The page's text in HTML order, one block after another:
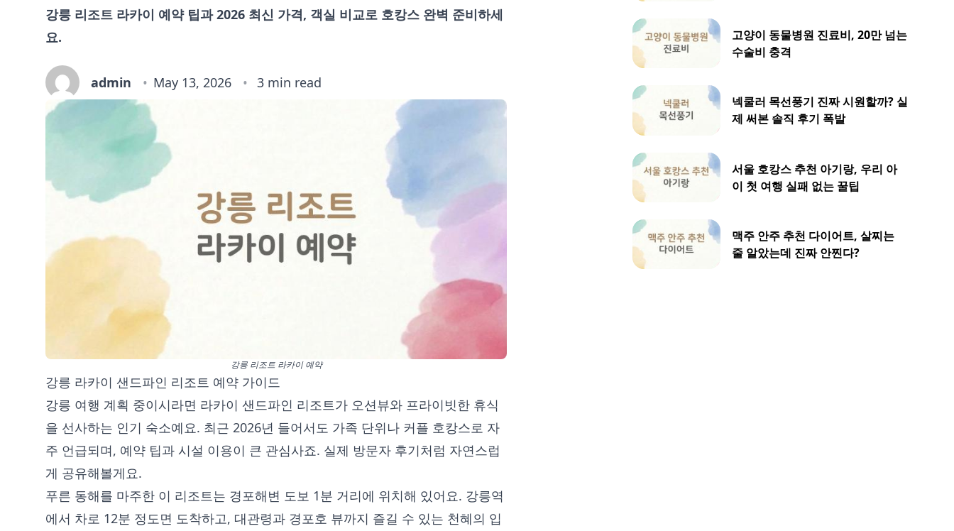
강릉 리조트 라카이 예약 팁과 2026 최신 가격, 객실 비교로 호캉스 완벽 준비하세
요.
admin May 13, 2026 3 min read
강릉 리조트 라카이 예약
강릉 라카이 샌드파인 리조트 예약 가이드
강릉 여행 계획 중이시라면 라카이 샌드파인 리조트가 오션뷰와 프라이빗한 휴식
을 선사하는 인기 숙소예요. 최근 2026년 들어서도 가족 단위나 커플 호캉스로 자
주 언급되며, 예약 팁과 시설 이용이 큰 관심사죠. 실제 방문자 후기처럼 자연스럽
게 공유해볼게요.
푸른 동해를 마주한 이 리조트는 경포해변 도보 1분 거리에 위치해 있어요. 강릉역
에서 차로 12분 정도면 도착하고, 대관령과 경포호 뷰까지 즐길 수 있는 천혜의 입
고양이 동물병원 진료비, 20만 넘는
수술비 충격
넥쿨러 목선풍기 진짜 시원할까? 실
제 써본 솔직 후기 폭발
서울 호캉스 추천 아기랑, 우리 아
이 첫 여행 실패 없는 꿀팁
맥주 안주 추천 다이어트, 살찌는
줄 알았는데 진짜 안찐다?